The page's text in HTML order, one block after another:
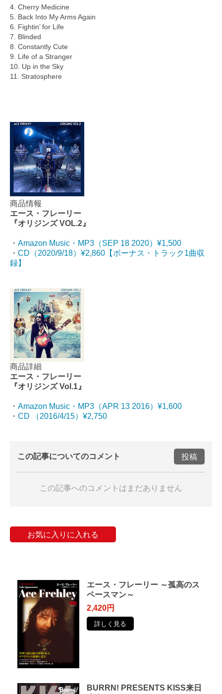
4. Cherry Medicine
5. Back Into My Arms Again
6. Fightin’ for Life
7. Blinded
8. Constantly Cute
9. Life of a Stranger
10. Up in the Sky
11. Stratosphere
商品情報
エース・フレーリー
『オリジンズ VOL.2』
・ Amazon Music・MP3（SEP 18 2020）¥1,500
・ CD（2020/9/18）¥2,860【ボーナス・トラック1曲収
録】
商品詳細
エース・フレーリー
『オリジンズ Vol.1』
・ Amazon Music・MP3（APR 13 2016）¥1,600
・ CD （2016/4/15）¥2,750
この記事についてのコメント 投稿
この記事へのコメントはまだありません
お気に入りに入れる
エース・フレーリー ～孤高のス
ペースマン～
2,420円
詳しく見る
BURRN! PRESENTS KISS来日